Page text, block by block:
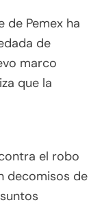
de Pemex ha
de
marco
que la
el robo
decomisos de